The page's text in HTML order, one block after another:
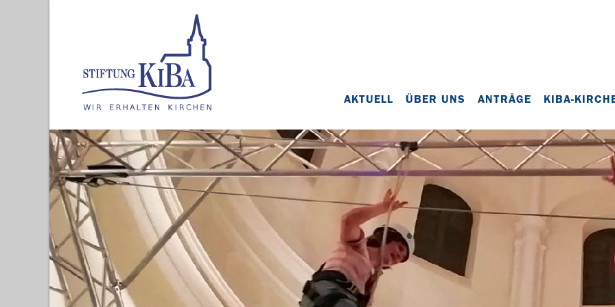
AKTUELL ÜBER UNS ANTRÄGE KIBA-